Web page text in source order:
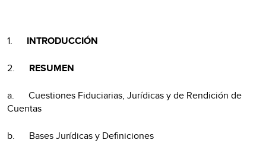
1. INTRODUCCIÓN
2. RESUMEN
a. Cuestiones Fiduciarias, Jurídicas y de Rendición de
Cuentas
b. Bases Jurídicas y Definiciones